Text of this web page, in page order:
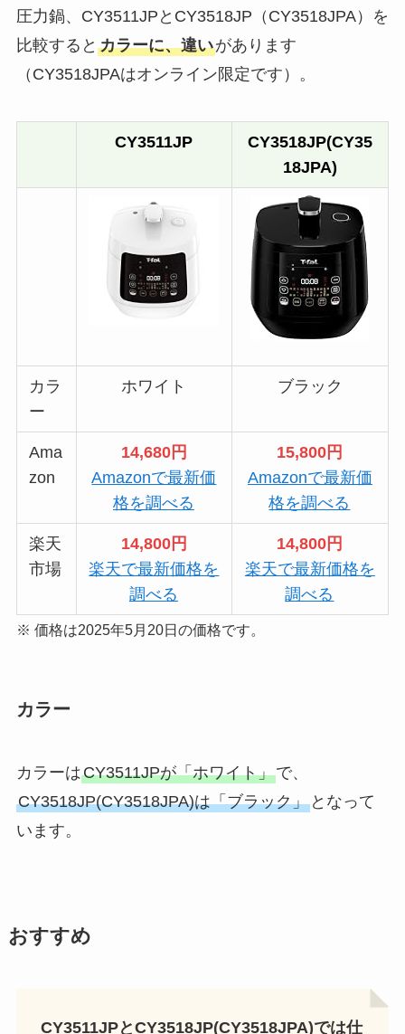
圧力鍋、CY3511JPとCY3518JP（CY3518JPA）を
比較すると カラーに、違いがあります
（CY3518JPAはオンライン限定です）。
CY3511JP
CY3518JP(CY35
18JPA)
カラ
ー
ホワイト ブラック
Ama
zon
14,680円
Amazonで最新価
格を調べる
15,800円
Amazonで最新価
格を調べる
楽天
市場
14,800円
楽天で最新価格を
調べる
14,800円
楽天で最新価格を
調べる
※ 価格は2025年5月20日の価格です。
カラー
カラーはCY3511JPが「ホワイト」で、
CY3518JP(CY3518JPA)は「ブラック」となって
います。
おすすめ
CY3511JPとCY3518JP(CY3518JPA)では仕